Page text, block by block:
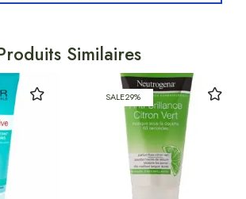
Similaires
SALE29%